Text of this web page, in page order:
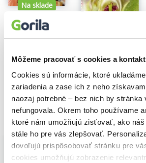
Môžeme pracovať s cookies a
Cookies sú informácie, ktoré
zariadenia a zase ich z neho
naozaj potrebné – bez nich by stránka
nefungovala. Okrem toho používame
ktoré nám umožňujú zisťovať, ako náš
stále ho pre vás zlepšovať.
dovoľujú prispôsobovať stránku pre
cookies umožňujú zobrazenie
Na sklade
9,40€ Celoročná ochrana záhradných plodín
6,20€
Vybrané pre